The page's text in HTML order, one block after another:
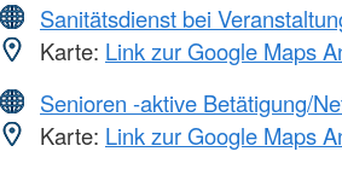
Sanitätsdienst bei
Karte: Link zur Google Maps
Senioren -aktive Betätigung/
Karte: Link zur Google Maps